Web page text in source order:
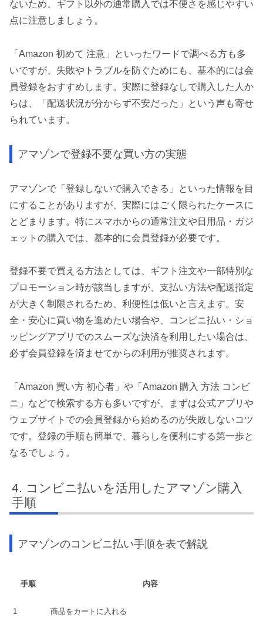
ないため、ギフト以外の通常購入では不便さを感じやすい
点に注意しましょう。
「Amazon 初めて 注意」といったワードで調べる方も多
いですが、失敗やトラブルを防ぐためにも、基本的には会
員登録をおすすめします。実際に登録なしで購入した人か
らは、「配送状況が分からず不安だった」という声も寄せ
られています。
アマゾンで登録不要な買い方の実態
アマゾンで「登録しないで購入できる」といった情報を目
にすることがありますが、実際にはごく限られたケースに
とどまります。特にスマホからの通常注文や日用品・ガジ
ェットの購入では、基本的に会員登録が必要です。
登録不要で買える方法としては、ギフト注文や一部特別な
プロモーション時が該当しますが、支払い方法や配送指定
が大きく制限されるため、利便性は低いと言えます。安
全・安心に買い物を進めたい場合や、コンビニ払い・ショ
ッピングアプリでのスムーズな決済を利用したい場合は、
必ず会員登録を済ませてからの利用が推奨されます。
「Amazon 買い方 初心者」や「Amazon 購入 方法 コンビ
ニ」などで検索する方も多いですが、まずは公式アプリや
ウェブサイトでの会員登録から始めるのが失敗しないコツ
です。登録の手順も簡単で、暮らしを便利にする第一歩と
なるでしょう。
コンビニ払いを活用したアマゾン購入
手順
アマゾンのコンビニ払い手順を表で解説
手順 内容
1 商品をカートに入れる